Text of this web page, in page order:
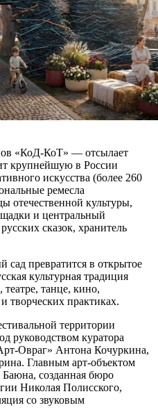
«КоД-КоТ» — отсылает
крупнейшую в России
искусства (более 260
ремесла
отечественной культуры,
и центральный
сказок, хранитель
сад превратится в открытое
культурная традиция
танце, кино,
творческих практиках.
территории
руководством куратора
Овраг» Антона Кочуркина,
Главным арт-объектом
Баюна, созданная бюро
Николая Полисского,
со звуковым